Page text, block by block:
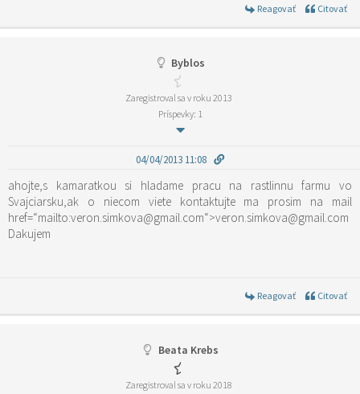
Reagovať Citovať
Byblos
Zaregistroval sa v roku 2013
Príspevky: 1
04/04/2013 11:08
ahojte,s kamaratkou si hladame pracu na rastlinnu farmu vo
Svajciarsku,ak o niecom viete kontaktujte ma prosim na mail
href=“mailto:veron.simkova@gmail.com“>veron.simkova@gmail.com
Dakujem
Reagovať Citovať
Beata Krebs
Zaregistroval sa v roku 2018